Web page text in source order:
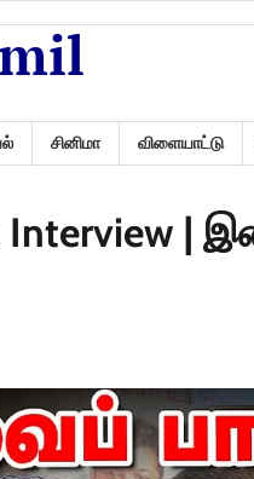
சினிமா விளையாட்டு
Interview |